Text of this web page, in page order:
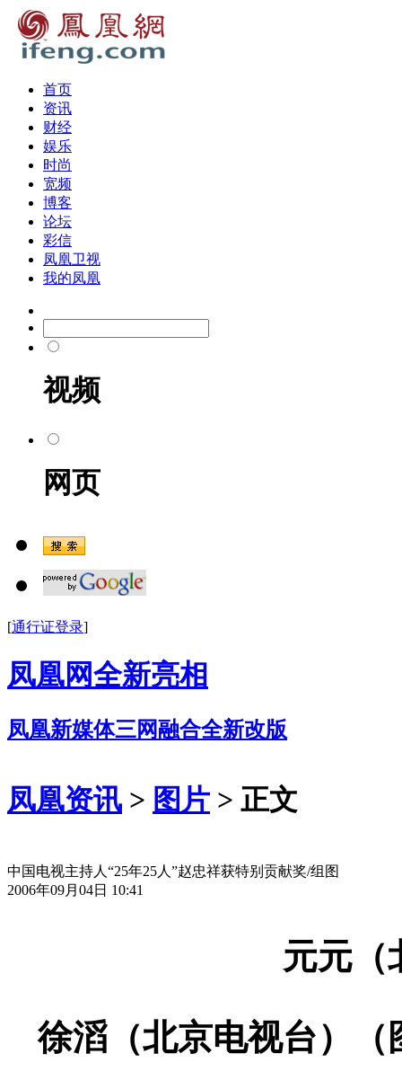
首页
资讯
财经
娱乐
时尚
宽频
博客
论坛
彩信
凤凰卫视
我的凤凰
视频
网页
[通行证登录]
凤凰网全新亮相
凤凰新媒体三网融合全新改版
凤凰资讯 > 图片 > 正文
中国电视主持人“25年25人”赵忠祥获特别贡献奖/组图
2006年09月04日 10:41
元元（
徐滔（北京电视台）